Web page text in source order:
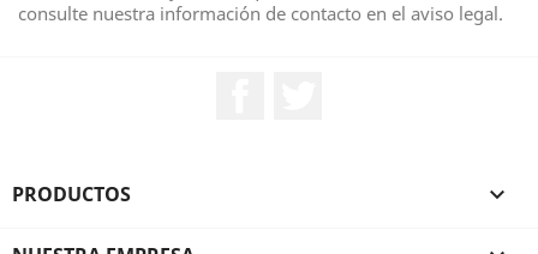
consulte nuestra información de contacto en el aviso legal.
PRODUCTOS 